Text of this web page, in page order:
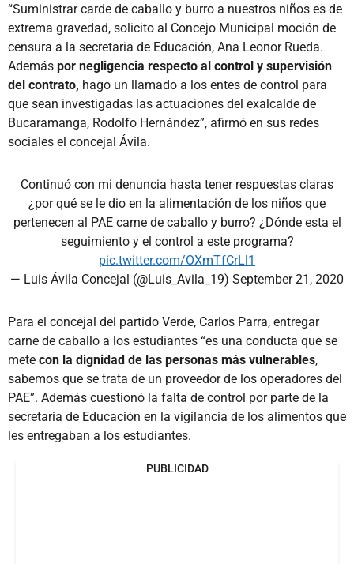
“Suministrar carde de caballo y burro a nuestros niños es de
extrema gravedad, solicito al Concejo Municipal moción de
censura a la secretaria de Educación, Ana Leonor Rueda.
Además por negligencia respecto al control y supervisión
del contrato, hago un llamado a los entes de control para
que sean investigadas las actuaciones del exalcalde de
Bucaramanga, Rodolfo Hernández”, afirmó en sus redes
sociales el concejal Ávila.
Continuó con mi denuncia hasta tener respuestas claras
¿por qué se le dio en la alimentación de los niños que
pertenecen al PAE carne de caballo y burro? ¿Dónde esta el
seguimiento y el control a este programa?
pic.twitter.com/OXmTfCrLl1
— Luis Ávila Concejal (@Luis_Avila_19) September 21, 2020
Para el concejal del partido Verde, Carlos Parra, entregar
carne de caballo a los estudiantes “es una conducta que se
mete con la dignidad de las personas más vulnerables,
sabemos que se trata de un proveedor de los operadores del
PAE”. Además cuestionó la falta de control por parte de la
secretaria de Educación en la vigilancia de los alimentos que
les entregaban a los estudiantes.
PUBLICIDAD